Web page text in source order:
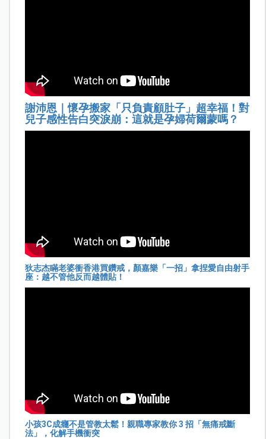
謝沛恩｜懷孕搬家「只負責顧肚子」超幸福！對
兒子感性告白突淚崩：這就是孕婦荷爾蒙嗎？
狄志杰瞞老婆衝香港買鑽戒，顏嘉樂「一招」拿捏愛自由射手
座：越不管他反而越體貼！
小孩3C成癮不是管教太鬆！親職專家教你 3 招「無痛戒斷
法」，化解手機衝突